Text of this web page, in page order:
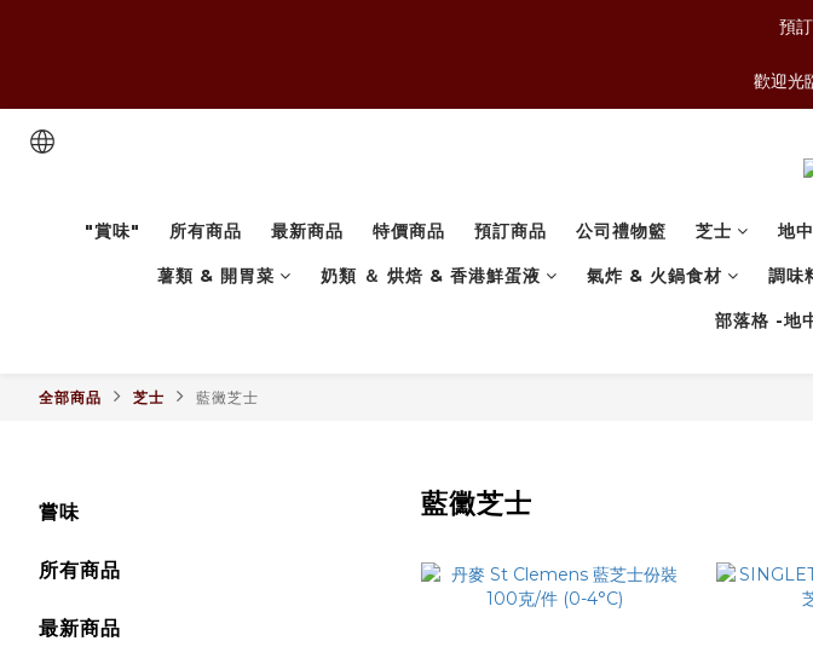
預
歡迎光
"賞味" 所有商品 最新商品 特價商品 預訂商品 公司禮物籃 芝士 地
薯類 & 開胃菜 奶類 ＆ 烘焙 & 香港鮮蛋液 氣炸 & 火鍋食材 調味
部落格 -地
全部商品 芝士 藍黴芝士
嘗味
所有商品
最新商品
藍黴芝士